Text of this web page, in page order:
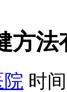
方法
时